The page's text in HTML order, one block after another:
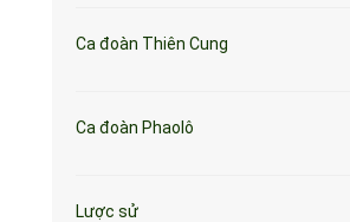
Ca đoàn Thiên Cung
Ca đoàn Phaolô
Lược sử